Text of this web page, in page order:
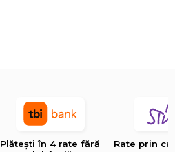
Plătești în 4 rate fără
Rate prin